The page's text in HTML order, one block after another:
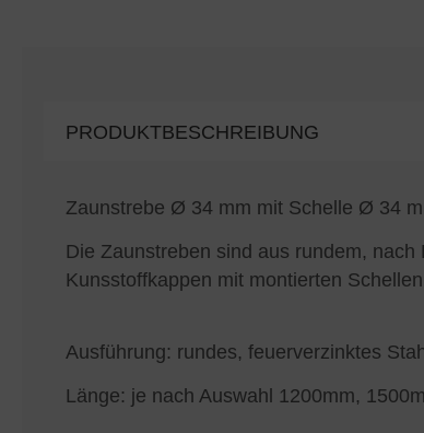
PRODUKTBESCHREIBUNG
Zaunstrebe Ø 34 mm mit Schelle Ø 34
Die Zaunstreben sind aus rundem,
Kunsstoffkappen mit montierten
Ausführung: rundes, feuerverzinktes
Länge: je nach Auswahl 1200mm,